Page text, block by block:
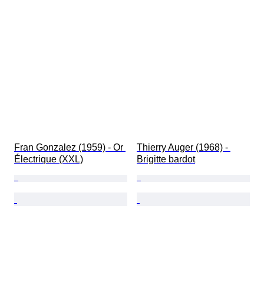
Fran Gonzalez (1959) - Or
Électrique (XXL)
Thierry Auger (1968) -
Brigitte bardot